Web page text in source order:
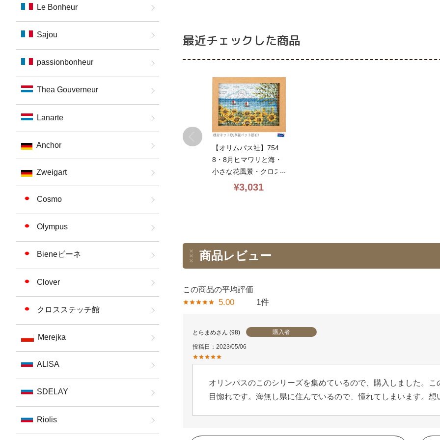
Le Bonheur
Sajou
passionbonheur
Thea Gouverneur
Lanarte
Anchor
Zweigart
Cosmo
Olympus
Bieneビーネ
Clover
クロスステッチ館
Merejka
ALISA
SDELAY
Riolis
最近チェックした商品
【オリムパス社】754
8・8月ヒマワリと海・
小さな花風景・クロス
ステッチキット・13c
¥3,031
商品レビュー
5.00 1
とらまめ 98 購入者
投稿日 2023/05/06
オリンパスのこのシリーズを集めているので、購入しました。
目惚れです。海無し県に住んでいるので、憧れてしまいます。想